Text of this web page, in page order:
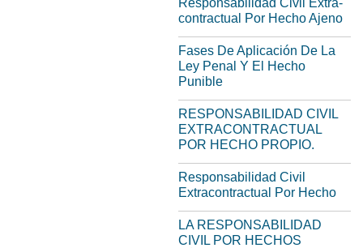
Responsabilidad Civil Extra-
contractual Por Hecho Ajeno
Fases De Aplicación De La
Ley Penal Y El Hecho
Punible
RESPONSABILIDAD CIVIL
EXTRACONTRACTUAL
POR HECHO PROPIO.
Responsabilidad Civil
Extracontractual Por Hecho
LA RESPONSABILIDAD
CIVIL POR HECHOS